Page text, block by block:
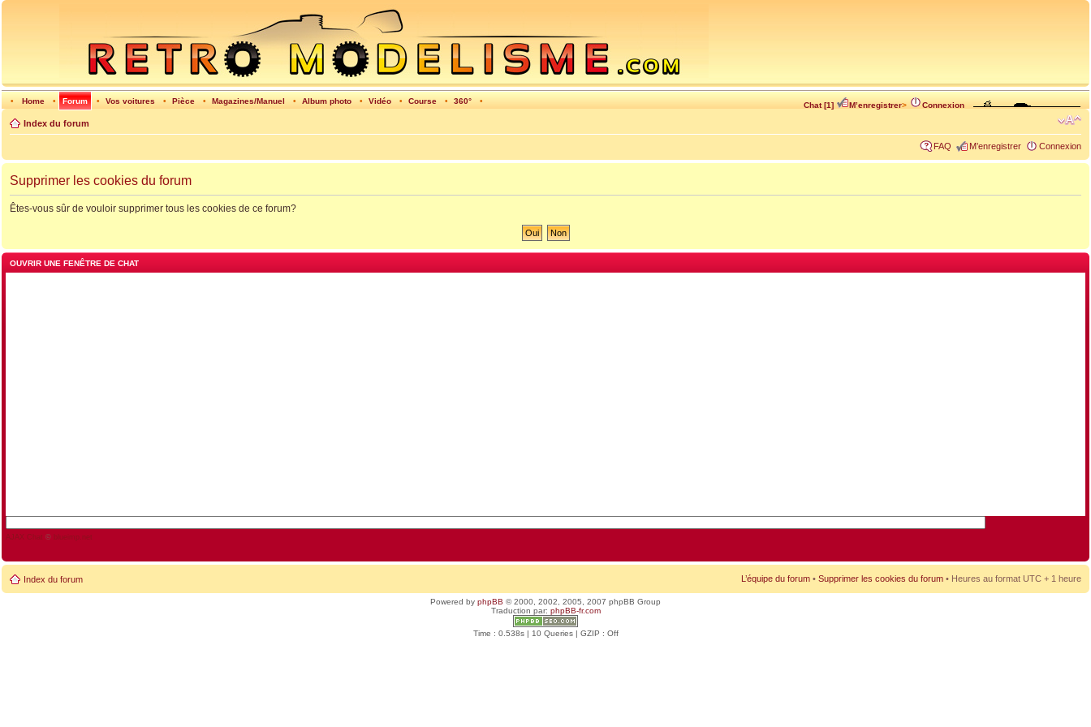
• Home • Forum • Vos voitures • Pièce • Magazines/Manuel • Album photo • Vidéo • Course • 360° • Chat [1] M’enregistrer> Connexion
Index du forum
FAQ M’enregistrer Connexion
Supprimer les cookies du forum
Êtes-vous sûr de vouloir supprimer tous les cookies de ce forum?
OUVRIR UNE FENÊTRE DE CHAT
AJAX Chat © blueimp.net
Index du forum L’équipe du forum • Supprimer les cookies du forum • Heures au format UTC + 1 heure
Powered by phpBB © 2000, 2002, 2005, 2007 phpBB Group
Traduction par: phpBB-fr.com
Time : 0.538s | 10 Queries | GZIP : Off